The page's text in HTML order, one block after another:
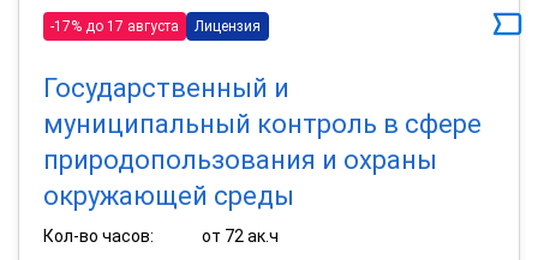
-17% до 17 августа Лицензия
Государственный и
муниципальный контроль в сфере
природопользования и охраны
окружающей среды
Кол-во часов:
от 72 ак.ч